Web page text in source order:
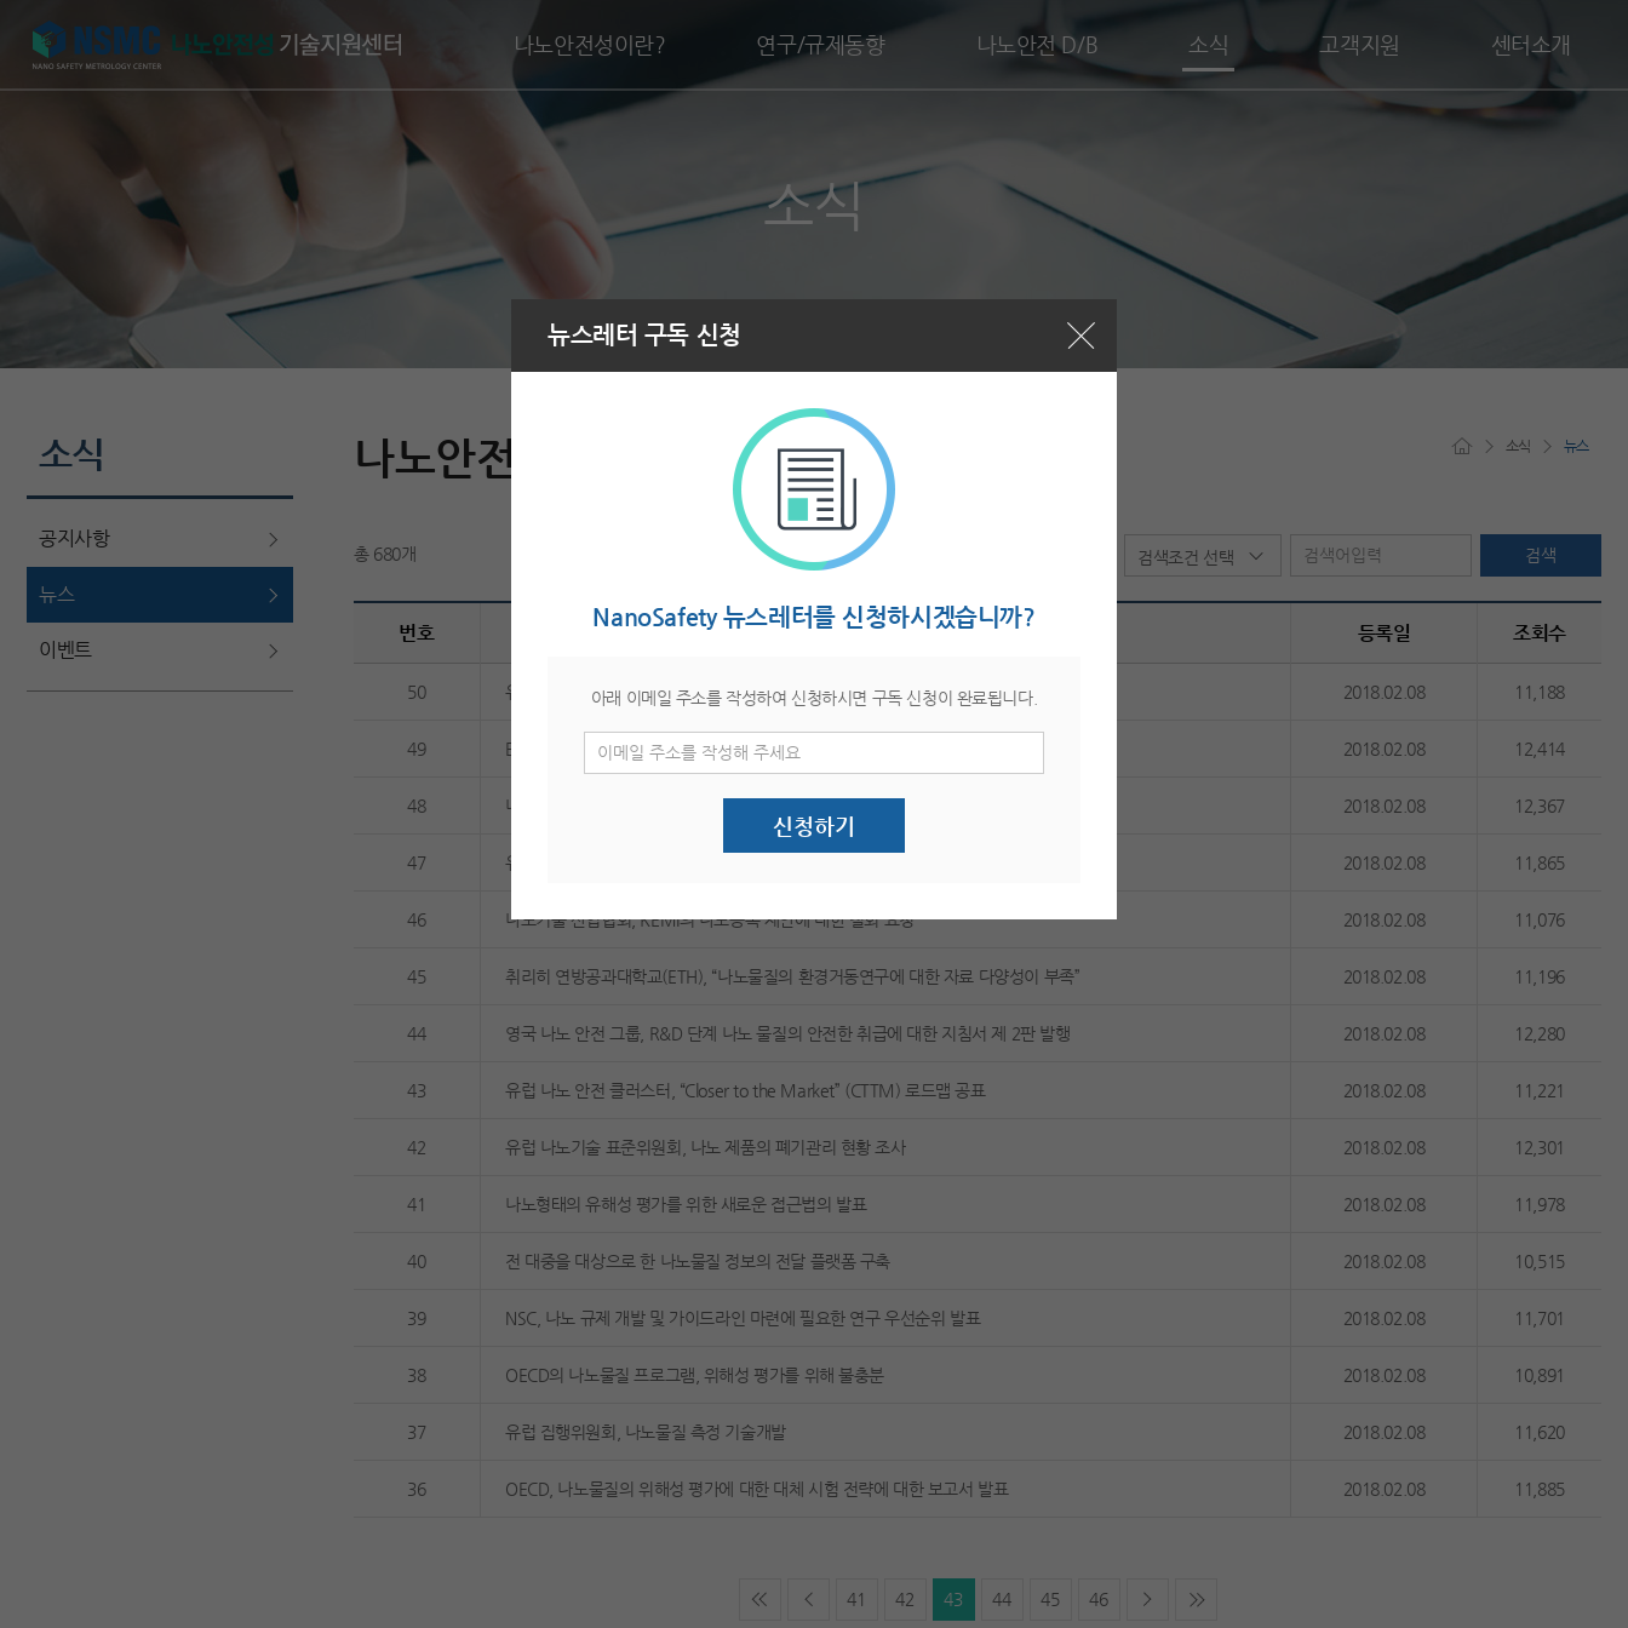
나노안전성이란? 연구/규제동향 나노안전 D/B
의사결정지원 시스템
소식 고객지원 센터소개
소식
소식
공지사항
뉴스
이벤트
소식 뉴스
나노안전 기술지원센터 뉴스
총 680개 검색조건 선택검색어 입력 검색
번호 제목 등록일 조회수
50 유럽집행위원회, 화장품 원료에 대한 체크리스트 발간 2018.02.08 11,188
49 ECHA, NMEG(나노물질 전문가 그룹) 웹페이지 개시 2018.02.08 12,414
48 나노입자, 폐에서 혈액까지 이동해 심장에 영향미쳐 2018.02.08 12,367
47 유럽 의회, 의료기기 규제 승인 2018.02.08 11,865
46 나노기술 산업협회, KEMI의 나노등록 제안에 대한 철회 요청 2018.02.08 11,076
45 취리히 연방공과대학교(ETH), “나노물질의 환경거동연구에 대한 자료 다양성이 부족” 2018.02.08 11,196
44 영국 나노 안전 그룹, R&D 단계 나노 물질의 안전한 취급에 대한 지침서 제 2판 발행 2018.02.08 12,280
43 유럽 나노 안전 클러스터, “Closer to the Market” (CTTM) 로드맵 공표 2018.02.08 11,221
42 유럽 나노기술 표준위원회, 나노 제품의 폐기관리 현황 조사 2018.02.08 12,301
41 나노형태의 유해성 평가를 위한 새로운 접근법의 발표 2018.02.08 11,978
40 전 대중을 대상으로 한 나노물질 정보의 전달 플랫폼 구축 2018.02.08 10,515
39 NSC, 나노 규제 개발 및 가이드라인 마련에 필요한 연구 우선순위 발표 2018.02.08 11,701
38 OECD의 나노물질 프로그램, 위해성 평가를 위해 불충분 2018.02.08 10,891
37 유럽 집행위원회, 나노물질 측정 기술개발 2018.02.08 11,620
36 OECD, 나노물질의 위해성 평가에 대한 대체 시험 전략에 대한 보고서 발표 2018.02.08 11,885
41 42 43 44 45 46
뉴스레터 구독 신청
NanoSafety 뉴스레터를 신청하시겠습니까?
아래 이메일 주소를 작성하여 신청하시면 구독 신청이 완료됩니다.
신청하기